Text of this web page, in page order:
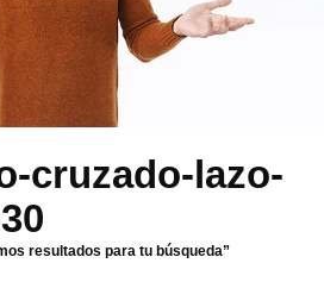
cruzado-lazo-
resultados para tu búsqueda”